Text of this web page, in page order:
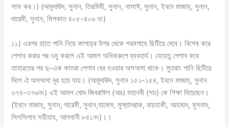
সাফ কর।) (আবূদাঊদ, সুনান, তিরমিযী, সুনান, নাসাঈ, সুনান, ইবনে মাজাহ্‌, সুনান,
দারেমী, সুনান, মিশকাত ৪০৫-৪০৬ নং)
১১) এরপর হাতে পানি নিয়ে কাপড়ের উপর থেকে শরমগাহে ছিটিয়ে দেবে। বিশেষ করে
পেশাব করার পর ওযু করলে এই আমল অধিকরুপে ব্যবহার্য। যেহেতু পেশাব করে
তাহারতের পর দু-এক কাতরা পেশাব বের হওয়ার অসঅসা থাকে। সুতরাং পানি ছিটিয়ে
দিলে ঐ অসঅসা দূর হয়ে যায়। (আবূদাঊদ, সুনান ১৫২-১৫৪, ইবনে মাজাহ্‌, সুনান
৩৭৪-৩৭৬নং) এই আমল খোদ জিবরাঈল (আঃ) মহানবী (সাঃ) কে শিক্ষা দিয়েছেন।
(ইবনে মাজাহ্‌, সুনান, দারেমী, সুনান,হাকেম, মুস্তাদরাক, বায়হাকী, আহমাদ, মুসনাদ,
সিলসিলাহ সহীহাহ, আলবানী ৮৪১নং)।।